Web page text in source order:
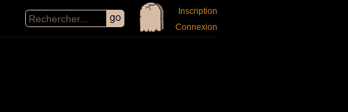
Inscription
Connexion